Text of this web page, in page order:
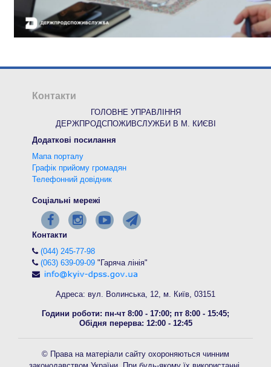
Контакти
ГОЛОВНЕ УПРАВЛІННЯ
ДЕРЖПРОДСПОЖИВСЛУЖБИ В М. КИЄВІ
Додаткові посилання
Мапа порталу
Графік прийому громадян
Телефонний довідник
Соціальні мережі
Контакти
(044) 245-77-98
(063) 639-09-09 "Гаряча лінія"
Адреса: вул. Волинська, 12, м. Київ, 03151
Години роботи: пн-чт 8:00 - 17:00; пт 8:00 - 15:45;
Обідня перерва: 12:00 - 12:45
© Права на матеріали сайту охороняються чинним